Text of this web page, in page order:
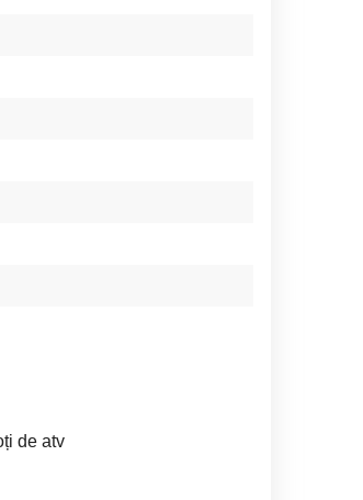
de atv